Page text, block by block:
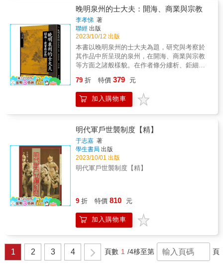
間刊本 今人趙元方手書題識 嘉靖二十八年蘇
松武舉錄一卷 明饒天民等編 明嘉靖間刊本
嘉靖三十一年山東鄉試錄一卷 明彭 輅等
編 明嘉靖間刊本 嘉靖三十一年福建鄉試錄一
卷 明朱 文等編 明嘉靖間刊本 嘉靖三十一
年福建武舉錄一卷 明汪宗元等編 明嘉靖間
刊本 嘉靖癸丑科進士同年便覽錄一卷 明陳
瑚編 影鈔明嘉靖庚申（三十九年）衢州刊本
嘉靖丙辰同年世講錄一卷 明楊道亨編 明隆
鄭元韶等編 明嘉靖間刊本 嘉靖三十七年廣東
鄉試錄一卷 明施顯卿等編 明嘉靖間刊本 嘉
靖三十八年會試錄不分卷 明李 璣等編 明
嘉靖間刊本 嘉靖辛酉科山東鄉試同年序齒錄不
分卷 明不著編人姓名 明沈曰玟朱絲闌鈔本
嘉靖四十一年進士登科錄一卷 明嚴 訥等
編 明嘉靖間刊本 嘉靖四十一年會試錄一卷
明袁 煒等編 明嘉靖四十一年刊本 嘉靖四十
三年四川鄉試錄一卷 明鄭孔道等編 明嘉靖
年陝西鄉試錄一卷 明袁邦彥等編 明隆慶間
刊本 隆慶二年進士登科錄一卷 明高 儀等
編 明隆慶間刊本 隆慶二年會試錄一卷 明李
春芳等編 明隆慶問刊本 萬曆元年雲南鄉試錄
貴州鄉試錄一卷 明周 保等編 明萬曆間刊
本 萬曆七年河南鄉試錄一卷 明陳 璽等編
明萬曆間刊本 萬曆七年雲南鄉試錄一卷 明李
文學院學士班主任 李純瑀（魚小姐）｜台師大
共教中心國文組助理教授 &
難得，還能用這樣的漫畫來講清楚一個知識，
實在讓人有些驚喜。&mdash;&mdash;樊登讀
書會 & ☆這一系列漫畫吸引人的地方在於，一
方面講的是高冷的知識，另一方面又無一例外
都穿上了一層「搞笑幽默」的外衣。原本枯
燥、生澀的知識由此變得生動，也更彰顯了傳
播的力量。陳磊將它們串起來，以此講解枯燥
的歷史、深奧的科學、備受關注的時政新聞，
讓一個個高冷知識變成好玩的故事、好笑的段
表則對朱元璋的重要事件進行了整理和梳理。
▍亦正亦邪，從乞丐到皇帝的帝王之路 本書透
過對朱元璋的政治生涯和個人生活的細緻呈
現，展示了他身為一位帝王的非凡歷程。從他
的起步、次次征戰、統治策略，到恐怖政治和
家庭生活，書中深入刻劃了這位重要歷史人物
的多個面向，對於理解明代政治、皇權和社會
而全面的視角，呈現了明朝開國皇帝朱元璋的
驚人人生與政治歷程。書中將他的少年奮鬥、
軍事才能、統治術和個人家庭生活進行了細緻
了他統治的複雜性，對於了解中國歷史和政治
有著深遠啟發。 &
晚明泉州的士大夫：開海、商業與宗教
李孝悌 著
聯經 出版
2023/10/12 出版
本書以晚明泉州的士大夫為題，研究與考察於
其作品中所呈現的泉州，在開海、商業與宗教
等方面之諸般樣貌。在作者條分縷析、鉅細靡
貌逐一展現。這些士大夫不僅是理學家和官
員，在仕宦和講學之外，他們還以各具風格的
文采、動人的文筆和清晰的論理、析事，講述
有的是歷史敘事，有些則像《天方夜譚》一
樣，把我們帶到超凡世界的每一個角落。這些
著作，一方面顯示了作者本人淋漓的元氣和源
源不絕的創作力，一方面也展現了晚明的泉州
文化和民眾生活的集體物質和心靈圖像，可說
是晚明泉州文化最佳的代言人和再現者，也讓
79 折 特價 379 元
加入購物車
明代軍戶世襲制度【精】
于志嘉 著
學生書局 出版
2023/10/01 出版
明代軍戶世襲制度【精】
9 折 特價 810 元
加入購物車
1 2 3 4 頁數 1 /4移至第 頁